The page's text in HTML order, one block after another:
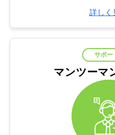
詳しく
サポー
マンツーマ